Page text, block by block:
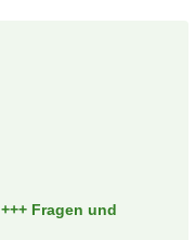
Fragen und